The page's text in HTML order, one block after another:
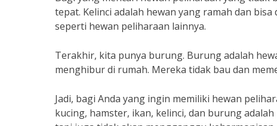
tepat. Kelinci adalah hewan yang ramah dan
seperti hewan peliharaan lainnya.
Terakhir, kita punya burung. Burung adalah
menghibur di rumah. Mereka tidak bau dan
Jadi, bagi Anda yang ingin memiliki hewan
kucing, hamster, ikan, kelinci, dan burung